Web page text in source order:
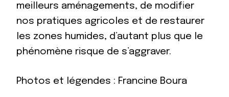
meilleurs aménagements, de modifier
nos pratiques agricoles et de restaurer
les zones humides, d’autant plus que le
phénomène risque de s’aggraver.
Photos et légendes : Francine Boura